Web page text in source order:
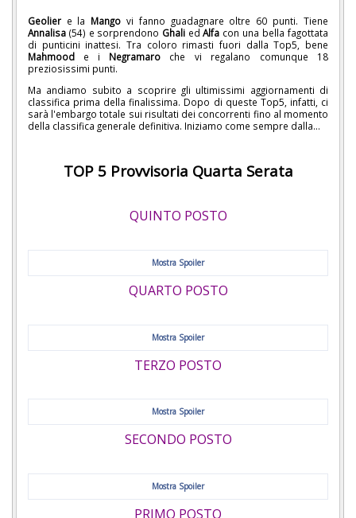
Geolier e la Mango vi fanno guadagnare oltre 60 punti. Tiene
Annalisa (54) e sorprendono Ghali ed Alfa con una bella fagottata
di punticini inattesi. Tra coloro rimasti fuori dalla Top5, bene
Mahmood e i Negramaro che vi regalano comunque 18
preziosissimi punti.
Ma andiamo subito a scoprire gli ultimissimi aggiornamenti di
classifica prima della finalissima. Dopo di queste Top5, infatti, ci
sarà l'embargo totale sui risultati dei concorrenti fino al momento
della classifica generale definitiva. Iniziamo come sempre dalla...
TOP 5 Provvisoria Quarta Serata
QUINTO POSTO
Mostra Spoiler
QUARTO POSTO
Mostra Spoiler
TERZO POSTO
Mostra Spoiler
SECONDO POSTO
Mostra Spoiler
PRIMO POSTO